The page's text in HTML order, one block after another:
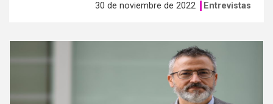
30 de noviembre de 2022 Entrevistas